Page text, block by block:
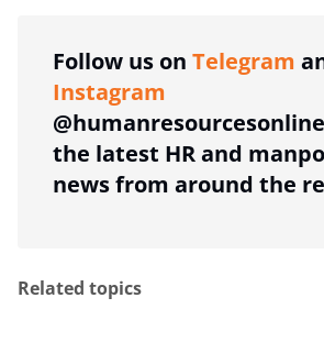
Follow us on Telegram
Instagram
the latest HR and
news from around the
Related topics